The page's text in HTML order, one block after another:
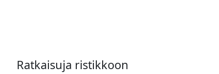
Ratkaisuja ristikkoon